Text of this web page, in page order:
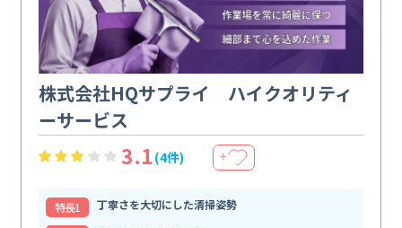
株式会社HQサプライ ハイクオリティ
ーサービス
3.1 (4件) ＋
特⻑1
丁寧さを大切にした清掃姿勢